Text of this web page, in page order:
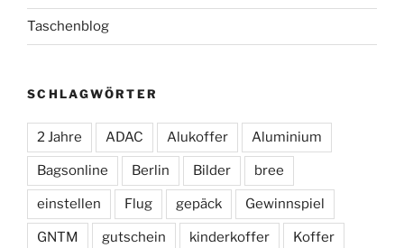
Taschenblog
SCHLAGWÖRTER
2 Jahre ADAC Alukoffer Aluminium
Bagsonline Berlin Bilder bree
einstellen Flug gepäck Gewinnspiel
GNTM gutschein kinderkoffer Koffer